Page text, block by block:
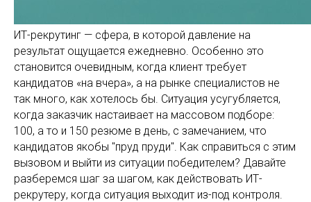
ИТ-рекрутинг — сфера, в которой давление на
результат ощущается ежедневно. Особенно это
становится очевидным, когда клиент требует
кандидатов «на вчера», а на рынке специалистов не
так много, как хотелось бы. Ситуация усугубляется,
когда заказчик настаивает на массовом подборе:
100, а то и 150 резюме в день, с замечанием, что
кандидатов якобы "пруд пруди". Как справиться с этим
вызовом и выйти из ситуации победителем? Давайте
разберемся шаг за шагом, как действовать ИТ-
рекрутеру, когда ситуация выходит из-под контроля.